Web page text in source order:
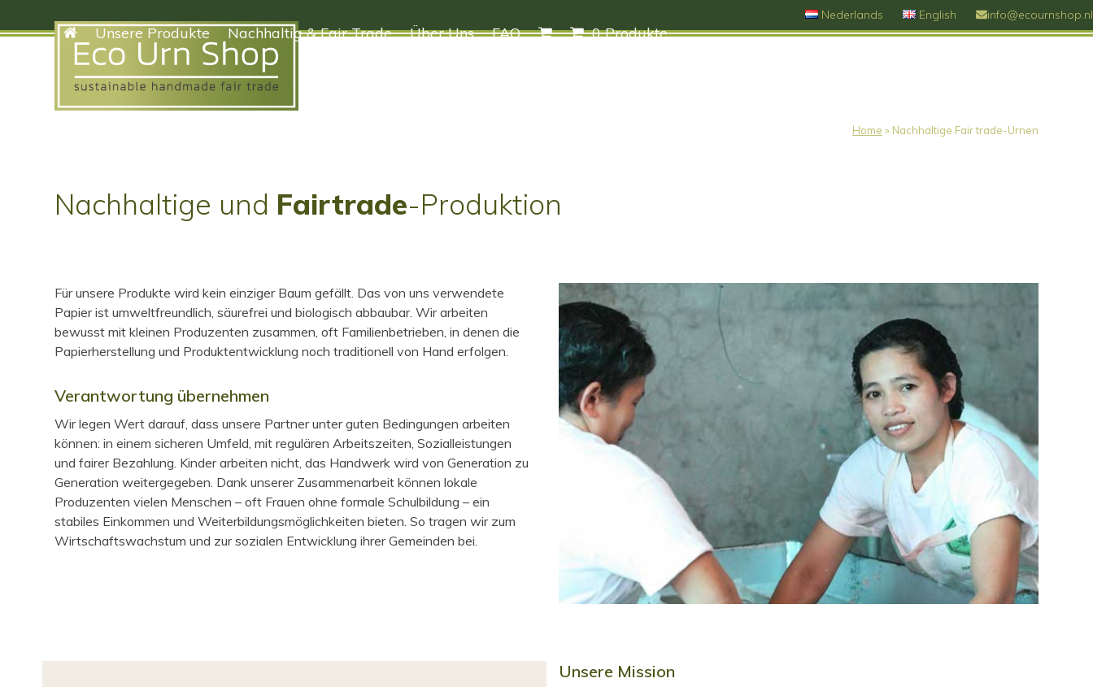
to
Nederlands English info@ecournshop.nl
Unsere Produkte Nachhaltig & Fair Trade Über Uns FAQ 0 Produkte
Home » Nachhaltige Fair trade-Urnen
Nachhaltige und Fairtrade-Produktion
Für unsere Produkte wird kein einziger Baum gefällt. Das von uns verwendete
Papier ist umweltfreundlich, säurefrei und biologisch abbaubar. Wir arbeiten
bewusst mit kleinen Produzenten zusammen, oft Familienbetrieben, in denen die
Papierherstellung und Produktentwicklung noch traditionell von Hand erfolgen.
Verantwortung übernehmen
Wir legen Wert darauf, dass unsere Partner unter guten Bedingungen arbeiten
können: in einem sicheren Umfeld, mit regulären Arbeitszeiten, Sozialleistungen
und fairer Bezahlung. Kinder arbeiten nicht, das Handwerk wird von Generation zu
Generation weitergegeben. Dank unserer Zusammenarbeit können lokale
Produzenten vielen Menschen – oft Frauen ohne formale Schulbildung – ein
stabiles Einkommen und Weiterbildungsmöglichkeiten bieten. So tragen wir zum
Wirtschaftswachstum und zur sozialen Entwicklung ihrer Gemeinden bei.
Unsere Mission